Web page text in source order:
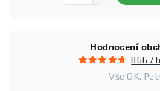
Hodnocení
8667
Vše OK.